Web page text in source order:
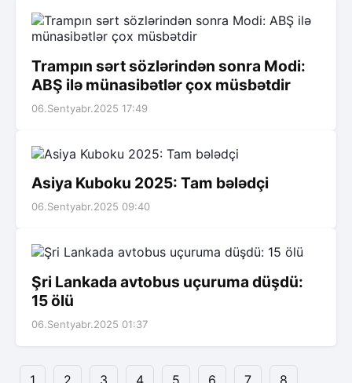
Trampın sərt sözlərindən sonra Modi:
ABŞ ilə münasibətlər çox müsbətdir
06.Sentyabr.2025 17:49
Asiya Kuboku 2025: Tam bələdçi
06.Sentyabr.2025 09:40
Şri Lankada avtobus uçuruma düşdü:
15 ölü
06.Sentyabr.2025 01:37